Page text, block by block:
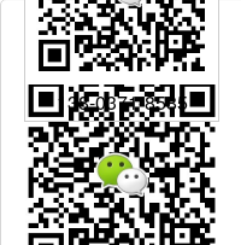
有问题就找我
138-0371-8585